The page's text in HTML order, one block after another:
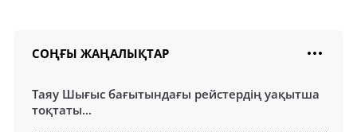
СОҢҒЫ ЖАҢАЛЫҚТАР
Таяу Шығыс бағытындағы рейстердің уақытша
тоқтаты...